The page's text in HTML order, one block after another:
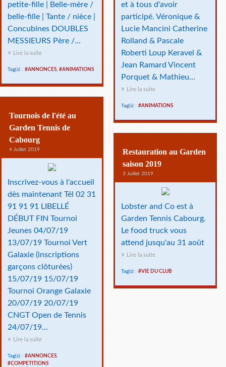
petite-fille | Belle-mère /
belle-fille | Tante / nièce |
Concubines DOUBLES
MESSIEURS Père /...
Lire la suite
Tag(s) : #ANNONCES, #ANIMATIONS
et à tous d'avoir
participé. Véronique &
Lucie Mancini Catherine
Rolland & Pascale
Roberti Loup Keravel &
Jean Ramard Vincent
Porquet & Mathieu...
Lire la suite
Tag(s) : #ANIMATIONS
Tournois de l'été au
Garden Tennis de
Cabourg
4 Juillet 2019
Inscrivez-vous à l'accueil
dès maintenant Tél 02 31
91 91 91 LIBELLÉ
DÉBUT FIN Tournoi
Jeunes 04/07/19
13/07/19 Tournoi Vert
Galaxie (inscriptions
garçons clôturées)
15/07/19 15/07/19
Tournoi Orange Galaxie
20/07/19 20/07/19
CNGT Open de Tennis
24/07/19...
Lire la suite
Tag(s) : #ANNONCES,
#COMPETITIONS
Restauration au Garden
saison 2019
3 Juillet 2019
Lobster and Co est à
Garden Tennis Cabourg.
Le food truck vous
attend jusqu'au 31 août
Lire la suite
Tag(s) : #VIE DU CLUB